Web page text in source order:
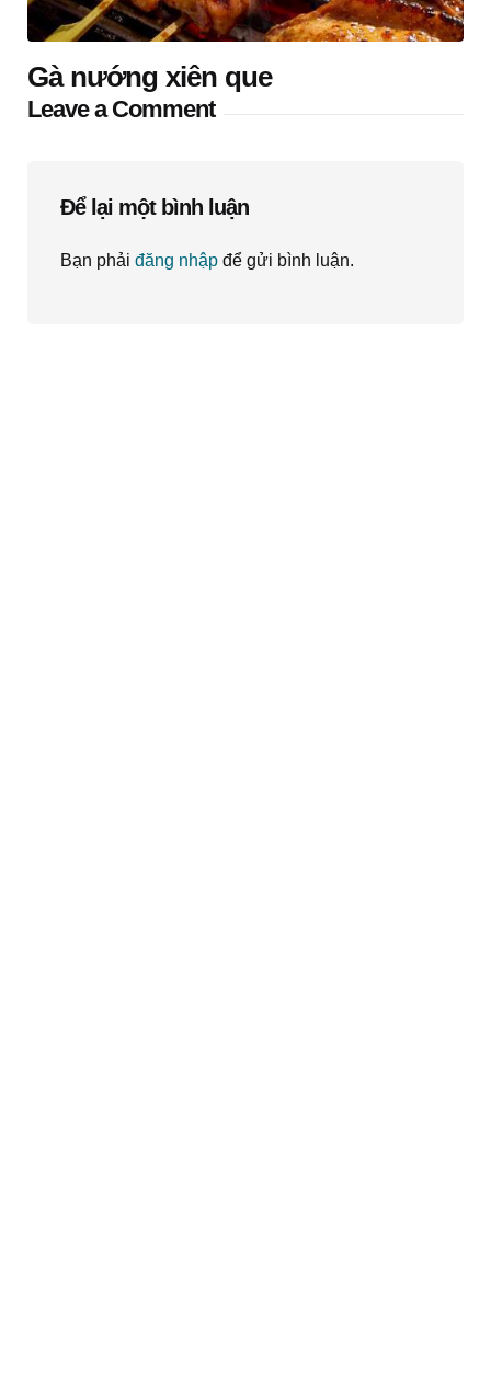
Gà nướng xiên que
Leave a Comment
Để lại một bình luận
Bạn phải đăng nhập để gửi bình luận.